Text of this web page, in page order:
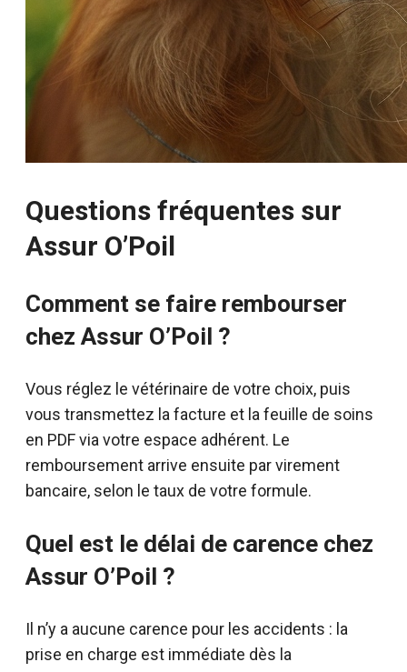
Questions fréquentes sur
Assur O’Poil
Comment se faire rembourser
chez Assur O’Poil ?
Vous réglez le vétérinaire de votre choix, puis
vous transmettez la facture et la feuille de soins
en PDF via votre espace adhérent. Le
remboursement arrive ensuite par virement
bancaire, selon le taux de votre formule.
Quel est le délai de carence chez
Assur O’Poil ?
Il n’y a aucune carence pour les accidents : la
prise en charge est immédiate dès la